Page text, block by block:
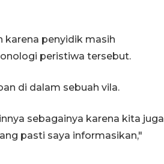
karena penyidik masih
peristiwa tersebut.
di dalam sebuah vila.
sebagainya karena kita juga
pasti saya informasikan,"